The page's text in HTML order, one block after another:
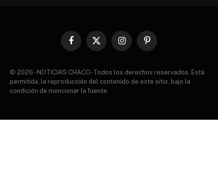
Facebook
X
InstagramPinterest
© 2026 - NOTICIAS CHACO- Todos los derechos reservados. Está
permitida, la reproducción del contenido de este sitio, bajo la
condición de mencionar la fuente.